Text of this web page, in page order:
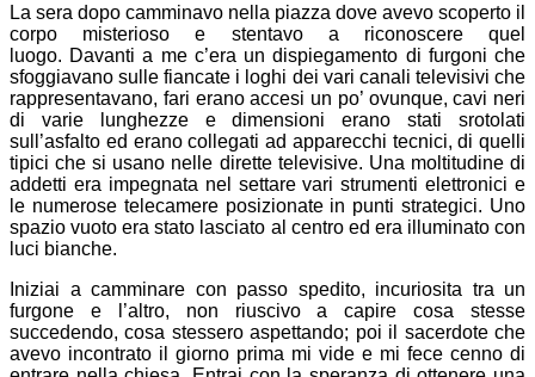
La sera dopo camminavo nella piazza dove avevo scoperto il
corpo misterioso e stentavo a riconoscere quel
luogo. Davanti a me c’era un dispiegamento di furgoni che
sfoggiavano sulle fiancate i loghi dei vari canali televisivi che
rappresentavano, fari erano accesi un po’ ovunque, cavi neri
di varie lunghezze e dimensioni erano stati srotolati
sull’asfalto ed erano collegati ad apparecchi tecnici, di quelli
tipici che si usano nelle dirette televisive. Una moltitudine di
addetti era impegnata nel settare vari strumenti elettronici e
le numerose telecamere posizionate in punti strategici. Uno
spazio vuoto era stato lasciato al centro ed era illuminato con
luci bianche.
Iniziai a camminare con passo spedito, incuriosita tra un
furgone e l’altro, non riuscivo a capire cosa stesse
succedendo, cosa stessero aspettando; poi il sacerdote che
avevo incontrato il giorno prima mi vide e mi fece cenno di